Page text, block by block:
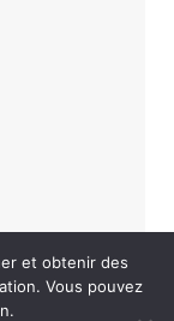
NAKA DANSE
et obtenir des
Vous pouvez